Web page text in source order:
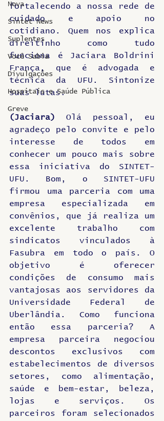
Nova
Sintet News
Suplentes
Você Sabia
Divulgações
Hospitais e Saúde Pública
Greve
fortalecendo a nossa rede de
cuidado e apoio no
cotidiano. Quem nos explica
direitinho como tudo
funciona é Jaciara Boldrini
França, que é advogada e
técnica da UFU. Sintonize
suas lutas.
(Jaciara)
Olá pessoal, eu
agradeço pelo convite e pelo
interesse de todos em
conhecer um pouco mais sobre
essa iniciativa do SINTET-
UFU. Bom, o SINTET-UFU
firmou uma parceria com uma
empresa especializada em
convênios, que já realiza um
excelente trabalho com
sindicatos vinculados à
Fasubra em todo o país. O
objetivo é oferecer
condições de consumo mais
vantajosas aos servidores da
Universidade Federal de
Uberlândia. Como funciona
então essa parceria? A
empresa parceira negociou
descontos exclusivos com
estabelecimentos de diversos
setores, como alimentação,
saúde e bem-estar, beleza,
lojas e serviços. Os
parceiros foram selecionados